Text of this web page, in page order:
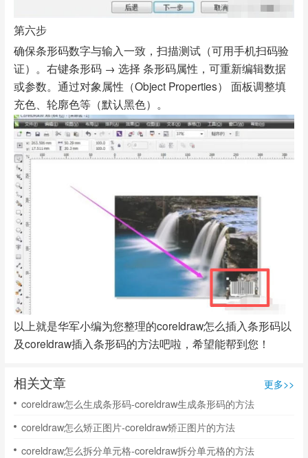
第六步
确保条形码数字与输入一致，扫描测试（可用手机扫码验
证）。右键条形码 → 选择 条形码属性，可重新编辑数据
或参数。通过对象属性（Object Properties） 面板调整填
充色、轮廓色等（默认黑色）。
以上就是华军小编为您整理的coreldraw怎么插入条形码以
及coreldraw插入条形码的方法吧啦，希望能帮到您！
相关文章
更多>>
coreldraw怎么生成条形码-coreldraw生成条形码的方法
coreldraw怎么矫正图片-coreldraw矫正图片的方法
coreldraw怎么拆分单元格-coreldraw拆分单元格的方法